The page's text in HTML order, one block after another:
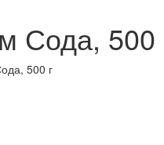
Сода, 500
500 г